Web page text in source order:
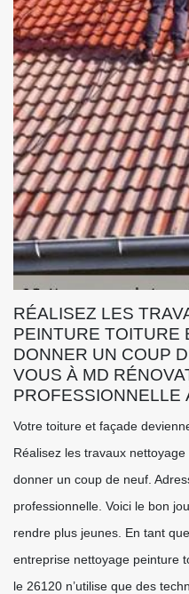
RÉALISEZ LES
PEINTURE TOITURE
DONNER UN COUP
VOUS À MD
PROFESSIONNELLE
Votre toiture et façade
Réalisez les travaux
donner un coup de neuf.
professionnelle. Voici le bon
rendre plus jeunes. En tant
entreprise nettoyage peinture
le 26120 n’utilise que des